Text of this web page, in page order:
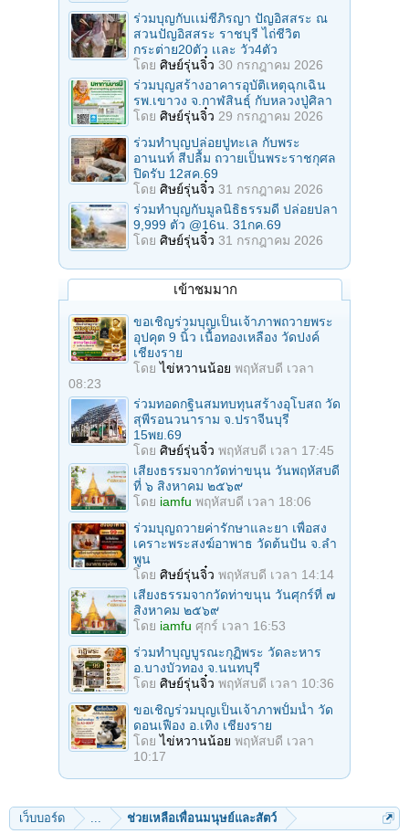
ร่วมบุญกับเเม่ชีภิรญา ปัญอิสสระ ณ
สวนปัญอิสสระ ราชบุรี ไถ่ชีวิต
กระต่าย20ตัว เเละ วัว4ตัว
โดย ศิษย์รุ่นจิ๋ว 30 กรกฎาคม 2026
ร่วมบุญสร้างอาคารอุบัติเหตุฉุกเฉิน
รพ.เขาวง จ.กาฬสินธุ์ กับหลวงปู่ศิลา
โดย ศิษย์รุ่นจิ๋ว 29 กรกฎาคม 2026
ร่วมทําบุญปล่อยปูทะเล กับพระ
อานนท์ สีปลื้ม ถวายเป็นพระราชกุศล
ปิดรับ 12สค.69
โดย ศิษย์รุ่นจิ๋ว 31 กรกฎาคม 2026
ร่วมทําบุญกับมูลนิธิธรรมดี ปล่อยปลา
9,999 ตัว @16น. 31กค.69
โดย ศิษย์รุ่นจิ๋ว 31 กรกฎาคม 2026
เข้าชมมาก
ขอเชิญร่วมบุญเป็นเจ้าภาพถวายพระ
อุปคุต 9 นิ้ว เนื้อทองเหลือง วัดปงค์
เชียงราย
โดยไข่หวานน้อย พฤหัสบดี เวลา
08:23
ร่วมทอดกฐินสมทบทุนสร้างอุโบสถ วัด
สุพีรอนวนาราม จ.ปราจีนบุรี
15พย.69
โดย ศิษย์รุ่นจิ๋ว พฤหัสบดี เวลา 17:45
เสียงธรรมจากวัดท่าขนุน วันพฤหัสบดี
ที่ ๖ สิงหาคม ๒๕๖๙
โดย iamfu พฤหัสบดี เวลา 18:06
ร่วมบุญถวายค่ารักษาและยา เพื่อสง
เคราะพระสงฆ์อาพาธ วัดต้นปัน จ.ลํา
พูน
โดย ศิษย์รุ่นจิ๋ว พฤหัสบดี เวลา 14:14
เสียงธรรมจากวัดท่าขนุน วันศุกร์ที่ ๗
สิงหาคม ๒๕๖๙
โดย iamfu ศุกร์ เวลา 16:53
ร่วมทําบุญบูรณะกุฏิพระ วัดละหาร
อ.บางบัวทอง จ.นนทบุรี
โดย ศิษย์รุ่นจิ๋ว พฤหัสบดี เวลา 10:36
ขอเชิญร่วมบุญเป็นเจ้าภาพปั้มน้ำ วัด
ดอนเฟือง อ.เทิง เชียงราย
โดยไข่หวานน้อย พฤหัสบดี เวลา
10:17
เว็บบอร์ด ช่วยเหลือเพื่อนมนุษย์และสัตว์